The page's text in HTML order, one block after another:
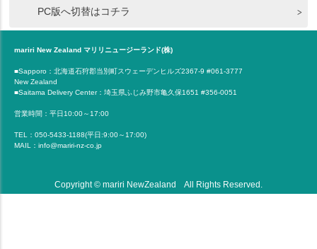
PC版へ切替はコチラ
mariri New Zealand マリリニュージーランド(株)
■Sapporo：北海道石狩郡当別町スウェーデンヒルズ2367-9 #061-3777
New Zealand
■Saitama Delivery Center：埼玉県ふじみ野市亀久保1651 #356-0051
営業時間：平日10:00～17:00
TEL：050-5433-1188(平日:9:00～17:00)
MAIL：info@mariri-nz-co.jp
Copyright © mariri NewZealand All Rights Reserved.